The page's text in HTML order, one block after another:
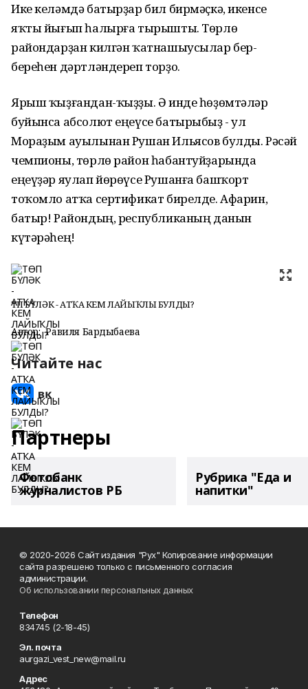
Ике келәмдә батырҙар бил бирмәҫкә, икенсе
яҡты йығып һалырға тырышты. Төрлө
райондарҙан килгән ҡатнашыусылар бер-
береһен дәртләндереп торҙо.
Ярыш ҡыҙғандан-ҡыҙҙы. Ә инде һөҙөмтәләр
буйынса абсолют еңеүсе батырыбыҙ - ул
Мораҙым ауылынан Рушан Ильясов булды. Рәсәй
чемпионы, төрлө район һабантуйҙарында
еңеүҙәр яулап йөрөүсе Рушанға башҡорт
тоҡомло атҡа сертификат бирелде. Афарин,
батыр! Райондың, республиканың данын
күтәрәһең!
ТӨП БҮЛӘК - АТҠА КЕМ ЛАЙЫҠЛЫ БУЛДЫ?
Автор: Равиля Бардыбаева
Читайте нас
Партнеры
Фотобанк
журналистов РБ
Рубрика "Еда и
напитки"
© 2020-2026 Сайт издания "Рух" Копирование информации
сайта разрешено только с письменного согласия
администрации.
Об использовании персональных данных
Телефон
834745 (2-18-45)
Эл. почта
aurgazi_vest_new@mail.ru
Адрес